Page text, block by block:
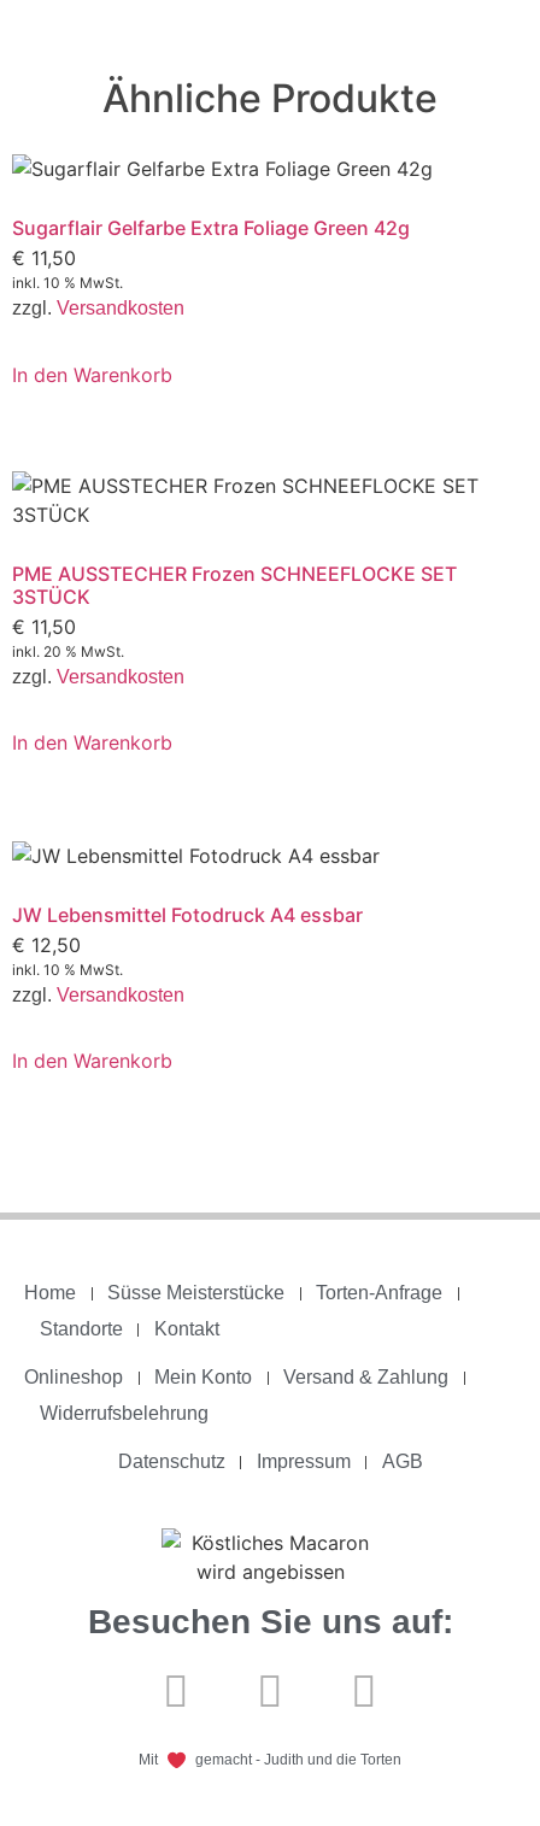
Ähnliche Produkte
Sugarflair Gelfarbe Extra Foliage Green 42g
€ 11,50
inkl. 10 % MwSt.
zzgl. Versandkosten
In den Warenkorb
PME AUSSTECHER Frozen SCHNEEFLOCKE SET
3STÜCK
€ 11,50
inkl. 20 % MwSt.
zzgl. Versandkosten
In den Warenkorb
JW Lebensmittel Fotodruck A4 essbar
€ 12,50
inkl. 10 % MwSt.
zzgl. Versandkosten
In den Warenkorb
Home Süsse Meisterstücke
Torten-Anfrage
Standorte
Kontakt
Onlineshop Mein Konto
Versand & Zahlung
Widerrufsbelehrung
Datenschutz Impressum AGB
Besuchen Sie uns auf:
Mit gemacht - Judith und die Torten